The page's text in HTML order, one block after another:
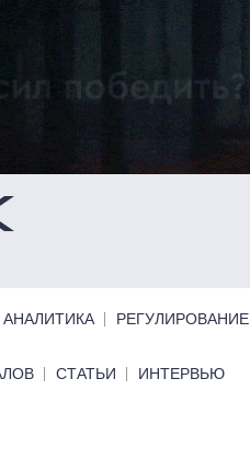
АНАЛИТИКА РЕГУЛИРОВАНИЕ
СТАТЬИ ИНТЕРВЬЮ